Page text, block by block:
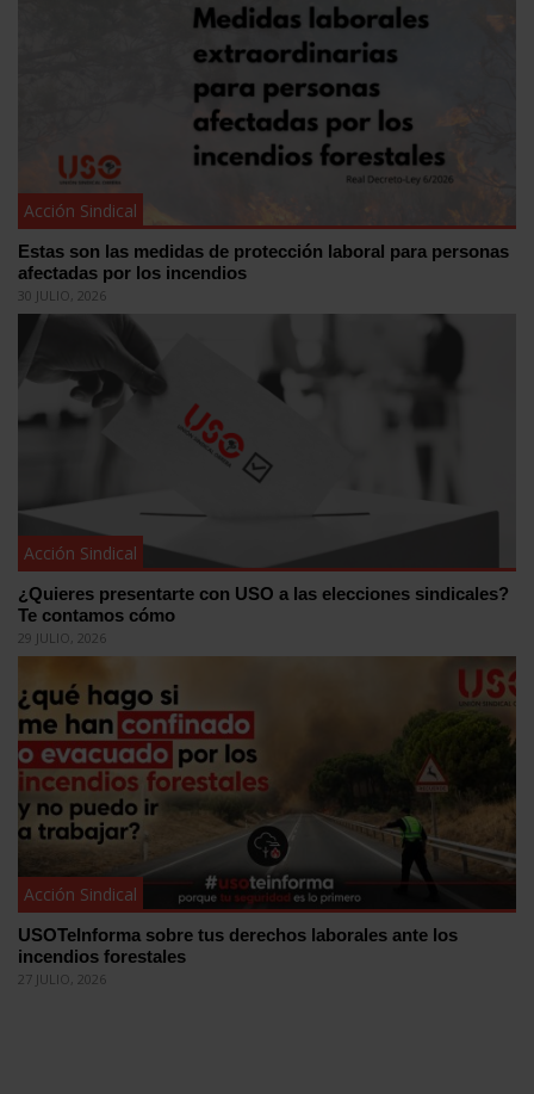
Acción Sindical
Estas son las medidas de protección laboral para personas
afectadas por los incendios
30 JULIO, 2026
Acción Sindical
¿Quieres presentarte con USO a las elecciones sindicales?
Te contamos cómo
29 JULIO, 2026
Acción Sindical
USOTeInforma sobre tus derechos laborales ante los
incendios forestales
27 JULIO, 2026